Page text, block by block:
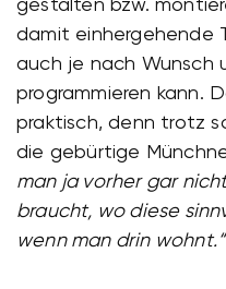
damit einhergehende
auch je nach Wunsch
programmieren kann.
praktisch, denn trotz
die gebürtige
man ja vorher gar
braucht, wo diese
wenn man drin wohnt.“